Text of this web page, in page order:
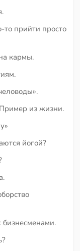
прийти просто
кармы.
из жизни.
йогой?